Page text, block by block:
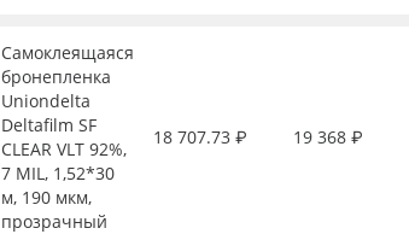
Самоклеящаяся
бронепленка
Uniondelta
Deltafilm SF
CLEAR VLT 92%,
7 MIL, 1,52*30
м, 190 мкм,
прозрачный
18 707.73 ₽ 19 368 ₽